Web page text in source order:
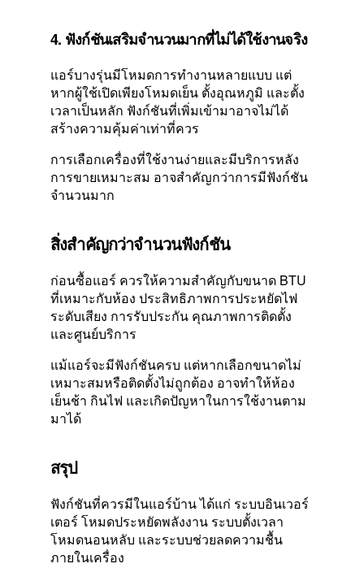
4. ฟังก์ชันเสริมจำนวนมากที่ไม่ได้ใช้งานจริง
แอร์บางรุ่นมีโหมดการทำงานหลายแบบ แต่
หากผู้ใช้เปิดเพียงโหมดเย็น ตั้งอุณหภูมิ และตั้ง
เวลาเป็นหลัก ฟังก์ชันที่เพิ่มเข้ามาอาจไม่ได้
สร้างความคุ้มค่าเท่าที่ควร
การเลือกเครื่องที่ใช้งานง่ายและมีบริการหลัง
การขายเหมาะสม อาจสำคัญกว่าการมีฟังก์ชัน
จำนวนมาก
สิ่งสำคัญกว่าจำนวนฟังก์ชัน
ก่อนซื้อแอร์ ควรให้ความสำคัญกับขนาด BTU
ที่เหมาะกับห้อง ประสิทธิภาพการประหยัดไฟ
ระดับเสียง การรับประกัน คุณภาพการติดตั้ง
และศูนย์บริการ
แม้แอร์จะมีฟังก์ชันครบ แต่หากเลือกขนาดไม่
เหมาะสมหรือติดตั้งไม่ถูกต้อง อาจทำให้ห้อง
เย็นช้า กินไฟ และเกิดปัญหาในการใช้งานตาม
มาได้
สรุป
ฟังก์ชันที่ควรมีในแอร์บ้าน ได้แก่ ระบบอินเวอร์
เตอร์ โหมดประหยัดพลังงาน ระบบตั้งเวลา
โหมดนอนหลับ และระบบช่วยลดความชื้น
ภายในเครื่อง